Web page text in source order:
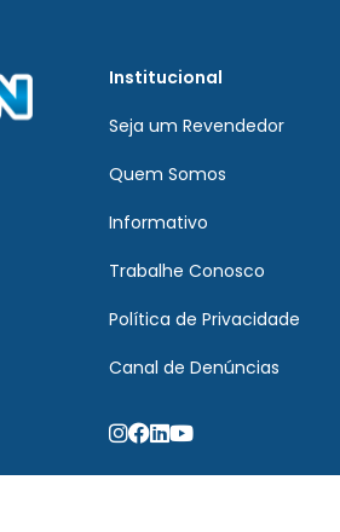
Institucional
Seja um Revendedor
Quem Somos
Informativo
Trabalhe Conosco
Política de Privacidade
Canal de Denúncias